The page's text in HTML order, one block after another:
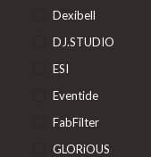
Dexibell
DJ.STUDIO
ESI
Eventide
FabFilter
GLORiOUS